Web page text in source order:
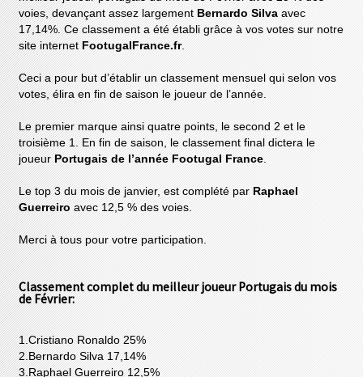
voies, devançant assez largement Bernardo Silva avec
17,14%. Ce classement a été établi grâce à vos votes sur notre
site internet FootugalFrance.fr.
Ceci a pour but d’établir un classement mensuel qui selon vos
votes, élira en fin de saison le joueur de l’année.
Le premier marque ainsi quatre points, le second 2 et le
troisième 1. En fin de saison, le classement final dictera le
joueur Portugais de l’année Footugal France.
Le top 3 du mois de janvier, est complété par Raphael
Guerreiro avec 12,5 % des voies.
Merci à tous pour votre participation.
Classement complet du meilleur joueur Portugais du mois
de Février:
1.Cristiano Ronaldo 25%
2.Bernardo Silva 17,14%
3.Raphael Guerreiro 12,5%